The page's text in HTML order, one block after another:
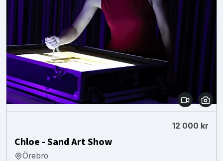
12 000 kr
Chloe - Sand Art Show
Örebro